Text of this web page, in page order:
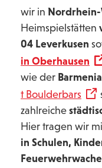
wir in Nordrhein-
Heimspielstätten
04 Leverkusen
in Oberhausen
wie der
t Boulderbars
zahlreiche
Hier tragen wir
in Schulen,